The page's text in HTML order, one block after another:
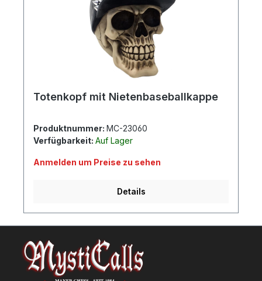
Totenkopf mit Nietenbaseballkappe
Produktnummer: MC-23060
Verfügbarkeit: Auf Lager
Anmelden um Preise zu sehen
Details